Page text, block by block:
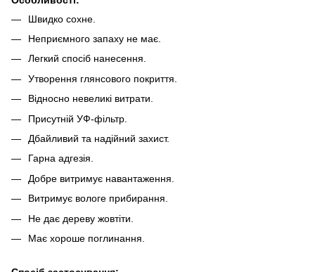
Швидко сохне.
Неприємного запаху не має.
Легкий спосіб нанесення.
Утворення глянсового покриття.
Відносно невеликі витрати.
Присутній УФ-фільтр.
Дбайливий та надійний захист.
Гарна адгезія.
Добре витримує навантаження.
Витримує вологе прибирання.
Не дає дереву жовтіти.
Має хороше поглинання.